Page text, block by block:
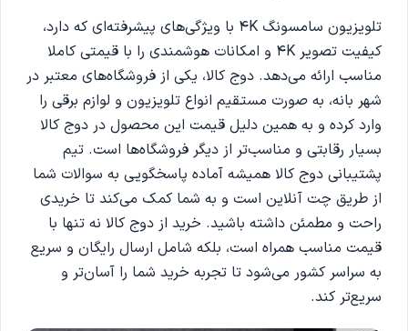
تلویزیون سامسونگ 4K با ویژگی‌های پیشرفته‌ای که دارد،
کیفیت تصویر 4K و امکانات هوشمندی را با قیمتی کاملا
مناسب ارائه می‌دهد. دوج کالا، یکی از فروشگاه‌های معتبر در
شهر بانه، به صورت مستقیم انواع تلویزیون و لوازم برقی را
وارد کرده و به همین دلیل قیمت این محصول در دوج کالا
بسیار رقابتی و مناسب‌تر از دیگر فروشگاه‌ها است. تیم
پشتیبانی دوج کالا همیشه آماده پاسخگویی به سوالات شما
از طریق چت آنلاین است و به شما کمک می‌کند تا خریدی
راحت و مطمئن داشته باشید. خرید از دوج کالا نه تنها با
قیمت مناسب همراه است، بلکه شامل ارسال رایگان و سریع
به سراسر کشور می‌شود تا تجربه خرید شما را آسان‌تر و
سریع‌تر کند.